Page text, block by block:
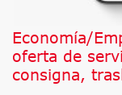
Economía/
oferta de
consigna,